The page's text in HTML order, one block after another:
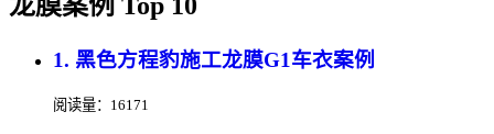
1. 黑色方程豹施工龙膜G1车衣案例
阅读量：16171